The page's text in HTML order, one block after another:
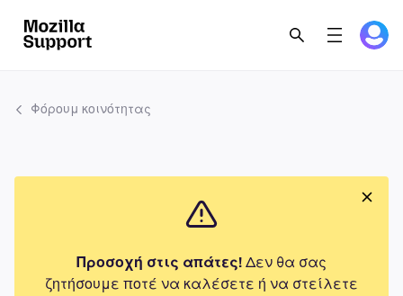
Φόρουμ κοινότητας
Προσοχή στις απάτες! Δεν θα σας
ζητήσουμε ποτέ να καλέσετε ή να στείλετε